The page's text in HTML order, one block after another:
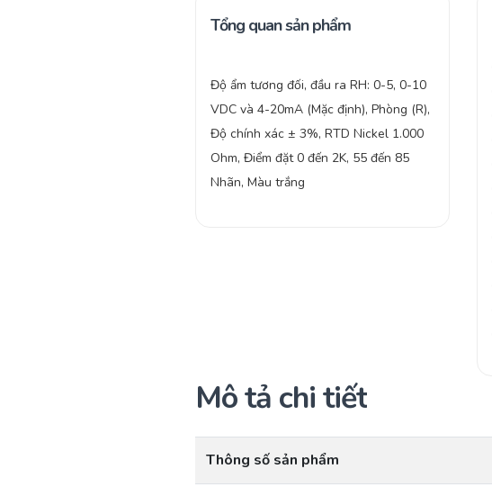
Tổng quan sản phẩm
Độ ẩm tương đối, đầu ra RH: 0-5, 0-10
VDC và 4-20mA (Mặc định), Phòng (R),
Độ chính xác ± 3%, RTD Nickel 1.000
Ohm, Điểm đặt 0 đến 2K, 55 đến 85
Nhãn, Màu trắng
Mô tả chi tiết
Thông số sản phẩm